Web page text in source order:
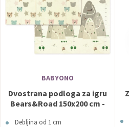
BABYONO
Dvostrana podloga za igru
Bears&Road 150x200 cm -
Debljina od 1 cm